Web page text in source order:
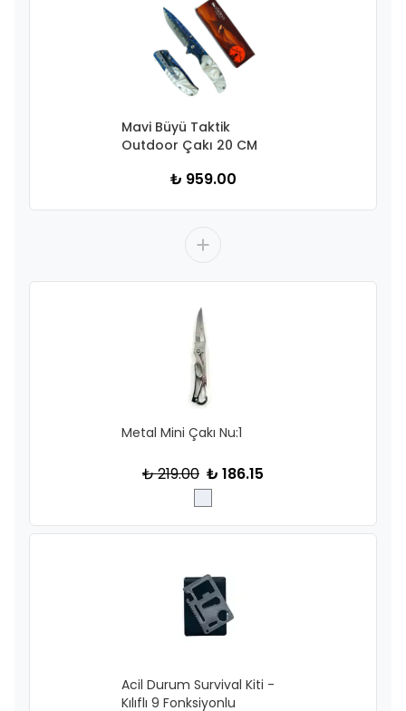
Mavi Büyü Taktik
Outdoor Çakı 20 CM
₺ 959.00
Metal Mini Çakı Nu:1
₺ 219.00 ₺ 186.15
Acil Durum Survival Kiti -
Kılıflı 9 Fonksiyonlu